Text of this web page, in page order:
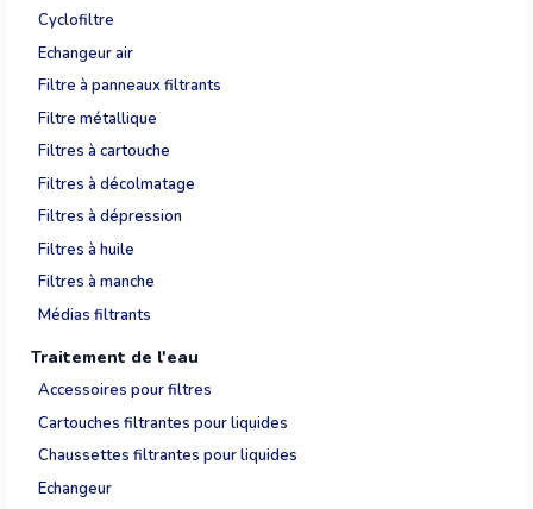
Cyclofiltre
Echangeur air
Filtre à panneaux filtrants
Filtre métallique
Filtres à cartouche
Filtres à décolmatage
Filtres à dépression
Filtres à huile
Filtres à manche
Médias filtrants
Traitement de l'eau
Accessoires pour filtres
Cartouches filtrantes pour liquides
Chaussettes filtrantes pour liquides
Echangeur